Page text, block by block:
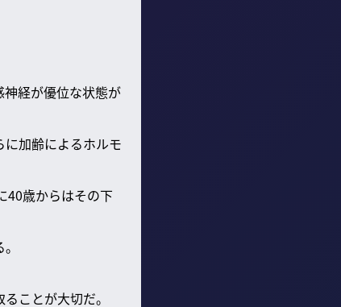
経が優位な状態が
加齢によるホルモ
40歳からはその下
ことが大切だ。